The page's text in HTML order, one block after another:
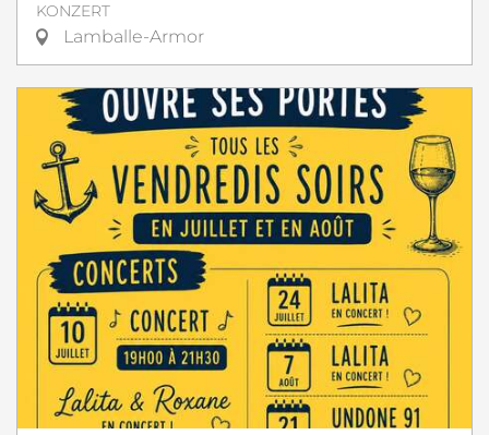
KONZERT
Lamballe-Armor